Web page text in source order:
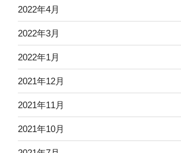
2022年4月
2022年3月
2022年1月
2021年12月
2021年11月
2021年10月